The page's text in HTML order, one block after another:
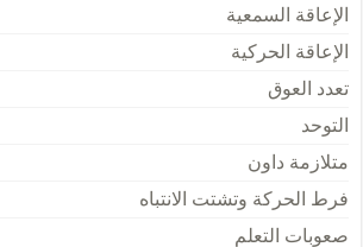
الإعاقة السمعية
الإعاقة الحركية
تعدد العوق
التوحد
متلازمة داون
فرط الحركة وتشتت الانتباه
صعوبات التعلم